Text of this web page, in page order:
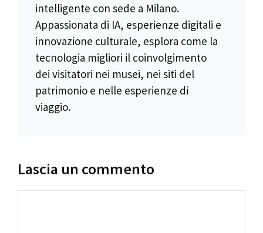
intelligente con sede a Milano.
Appassionata di IA, esperienze digitali e
innovazione culturale, esplora come la
tecnologia migliori il coinvolgimento
dei visitatori nei musei, nei siti del
patrimonio e nelle esperienze di
viaggio.
Lascia un commento